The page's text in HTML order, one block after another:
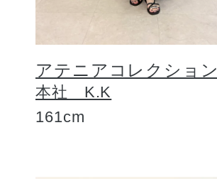
アテニアコレクション
本社 K.K
161cm